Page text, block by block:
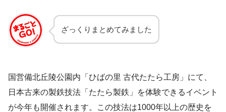
ざっくりまとめてみました
国営備北丘陵公園内「ひばの里 古代たたら工房」にて、
日本古来の製鉄技法「たたら製鉄」を体験できるイベント
が今年も開催されます。この技法は1000年以上の歴史を